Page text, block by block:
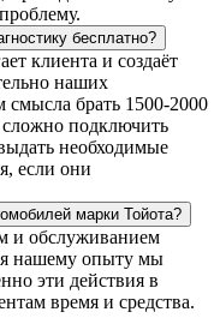
бесплатно?
клиента и создаёт
наших
брать 1500-2000
сложно подключить
необходимые
если они
марки Тойота?
и обслуживанием
нашему опыту мы
эти действия в
время и средства.